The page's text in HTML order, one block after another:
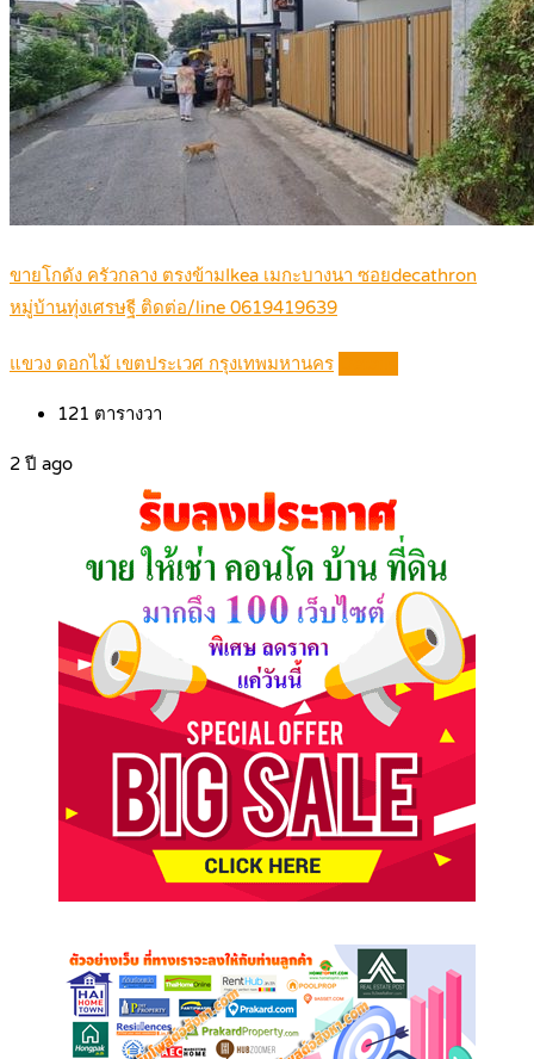
ขายโกดัง ครัวกลาง ตรงข้ามIkea เมกะบางนา ซอยdecathron
หมู่บ้านทุ่งเศรษฐี ติดต่อ/line 0619419639
แขวง ดอกไม้ เขตประเวศ กรุงเทพมหานคร
121 ตารางวา
2 ปี ago